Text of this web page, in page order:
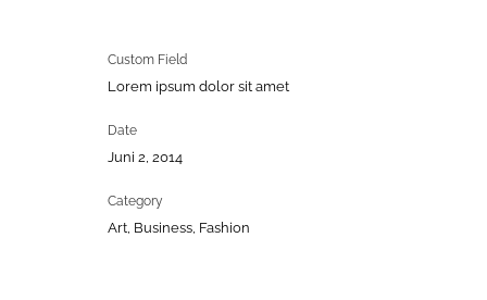
Custom Field
Lorem ipsum dolor sit amet
Date
Juni 2, 2014
Category
Art, Business, Fashion